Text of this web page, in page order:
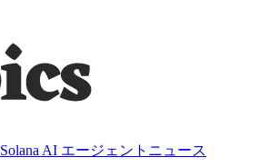
Solana AI エージェント ニュース